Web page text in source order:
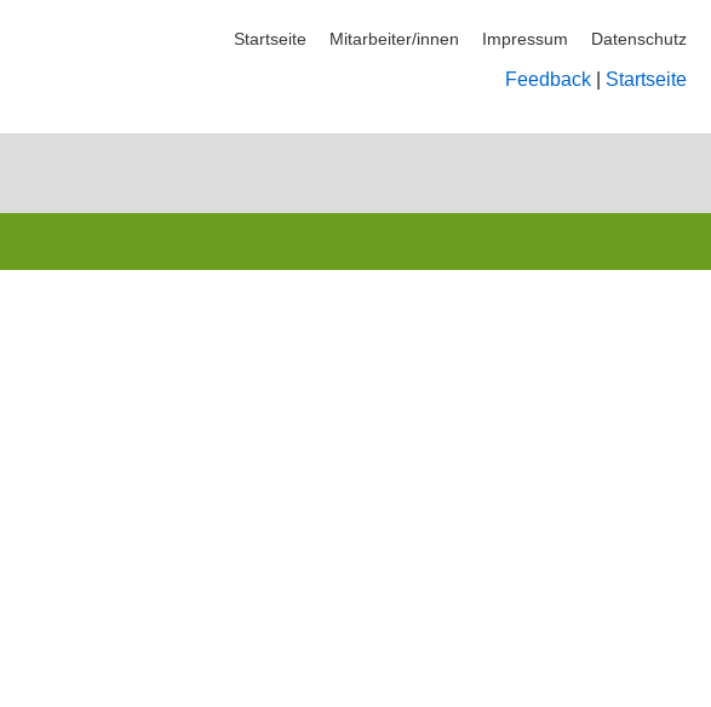
Startseite Mitarbeiter/innen Impressum Datenschutz
Feedback Startseite